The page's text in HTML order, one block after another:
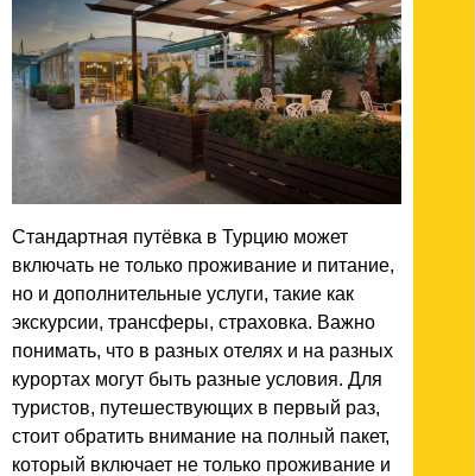
Стандартная путёвка в Турцию может
включать не только проживание и питание,
но и дополнительные услуги, такие как
экскурсии, трансферы, страховка. Важно
понимать, что в разных отелях и на разных
курортах могут быть разные условия. Для
туристов, путешествующих в первый раз,
стоит обратить внимание на полный пакет,
который включает не только проживание и